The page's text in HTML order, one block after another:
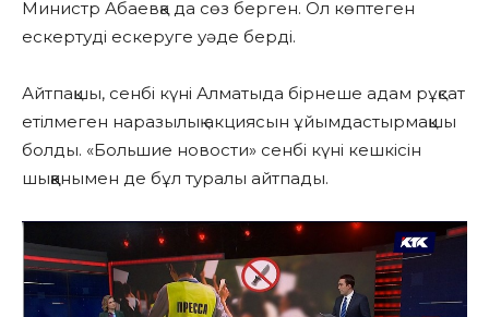
Министр Абаевқа да сөз берген. Ол көптеген
ескертуді ескеруге уәде берді.
Айтпақшы, сенбі күні Алматыда бірнеше адам рұқсат
етілмеген наразылық акциясын ұйымдастырмақшы
болды. «Большие новости» сенбі күні кешкісін
шыққанымен де бұл туралы айтпады.